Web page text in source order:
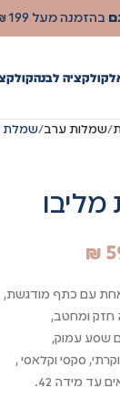
קולקציה לבנה
שמלות ערב שמלת
₪
עם כתף מודגשת,
חזק ומחטב,
שסע עמוק,
סקסי וקלאסי ,